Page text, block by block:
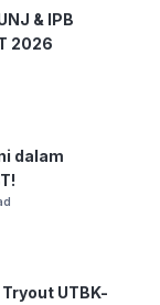
& IPB
2026
dalam
UTBK-